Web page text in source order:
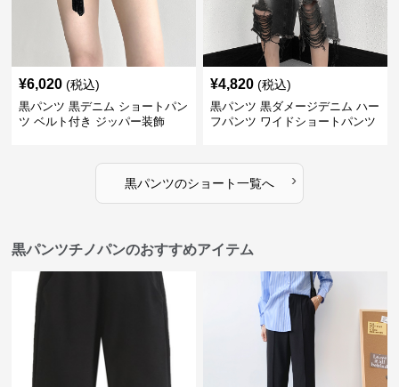
¥6,020 (税込)
黒パンツ 黒デニム ショートパン
ツ ベルト付き ジッパー装飾
¥4,820 (税込)
黒パンツ 黒ダメージデニム ハー
フパンツ ワイドショートパンツ
黒パンツのショート一覧へ ›
黒パンツチノパンのおすすめアイテム